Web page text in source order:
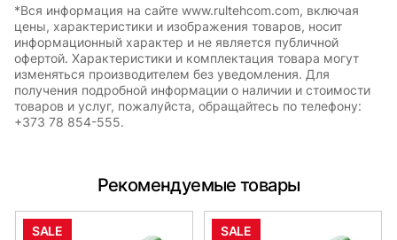
*Вся информация на сайте www.rultehcom.com, включая
цены, характеристики и изображения товаров, носит
информационный характер и не является публичной
офертой. Характеристики и комплектация товара могут
изменяться производителем без уведомления. Для
получения подробной информации о наличии и стоимости
товаров и услуг, пожалуйста, обращайтесь по телефону:
+373 78 854-555.
Рекомендуемые товары
SALE SALE